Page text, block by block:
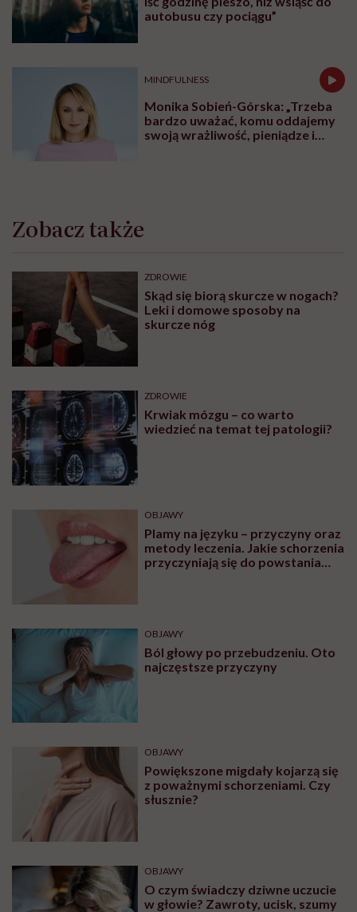
autobusu czy pociągu”
MINDFULNESS
Monika Sobień-Górska: „Trzeba
bardzo uważać, komu oddajemy
swoją wrażliwość, pieniądze i
Zobacz także
ZDROWIE
Skąd się biorą skurcze w nogach?
Leki i domowe sposoby na
skurcze nóg
ZDROWIE
Krwiak mózgu – co warto
wiedzieć na temat tej patologii?
OBJAWY
Plamy na języku – przyczyny oraz
metody leczenia. Jakie schorzenia
przyczyniają się do powstania
OBJAWY
Ból głowy po przebudzeniu. Oto
najczęstsze przyczyny
OBJAWY
Powiększone migdały kojarzą się
z poważnymi schorzeniami. Czy
słusznie?
OBJAWY
O czym świadczy dziwne uczucie
w głowie? Zawroty, ucisk, szumy